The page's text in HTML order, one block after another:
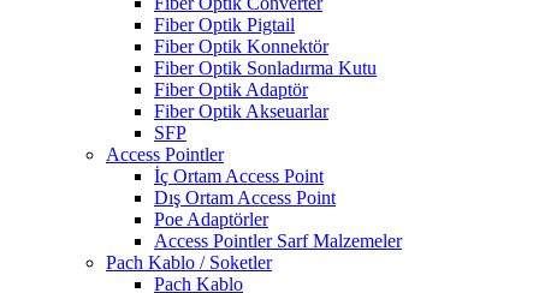
Fiber Optik Pigtail
Fiber Optik Konnektör
Fiber Optik Sonladırma Kutu
Fiber Optik Adaptör
Fiber Optik Akseuarlar
SFP
Access Pointler
İç Ortam Access Point
Dış Ortam Access Point
Poe Adaptörler
Access Pointler Sarf Malzemeler
Pach Kablo / Soketler
Pach Kablo